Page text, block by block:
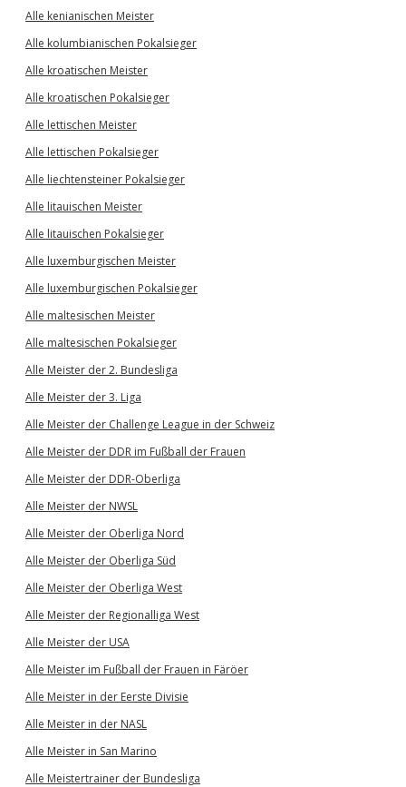
Alle kenianischen Meister
Alle kolumbianischen Pokalsieger
Alle kroatischen Meister
Alle kroatischen Pokalsieger
Alle lettischen Meister
Alle lettischen Pokalsieger
Alle liechtensteiner Pokalsieger
Alle litauischen Meister
Alle litauischen Pokalsieger
Alle luxemburgischen Meister
Alle luxemburgischen Pokalsieger
Alle maltesischen Meister
Alle maltesischen Pokalsieger
Alle Meister der 2. Bundesliga
Alle Meister der 3. Liga
Alle Meister der Challenge League in der Schweiz
Alle Meister der DDR im Fußball der Frauen
Alle Meister der DDR-Oberliga
Alle Meister der NWSL
Alle Meister der Oberliga Nord
Alle Meister der Oberliga Süd
Alle Meister der Oberliga West
Alle Meister der Regionalliga West
Alle Meister der USA
Alle Meister im Fußball der Frauen in Färöer
Alle Meister in der Eerste Divisie
Alle Meister in der NASL
Alle Meister in San Marino
Alle Meistertrainer der Bundesliga